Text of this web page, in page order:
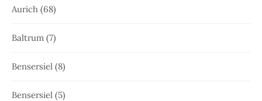
Aurich (68)
Baltrum (7)
Bensersiel (8)
Bensersiel (5)